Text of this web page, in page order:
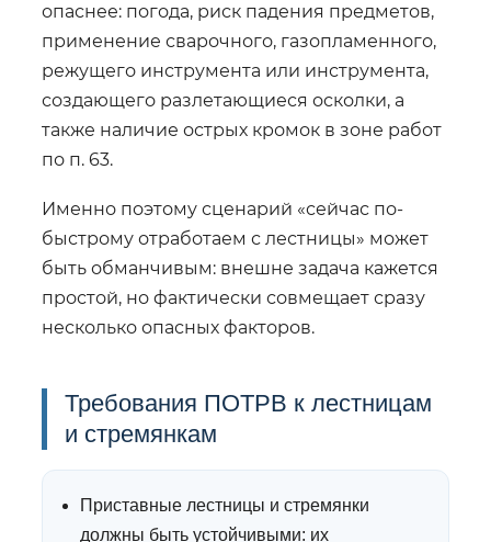
опаснее: погода, риск падения предметов,
применение сварочного, газопламенного,
режущего инструмента или инструмента,
создающего разлетающиеся осколки, а
также наличие острых кромок в зоне работ
по п. 63.
Именно поэтому сценарий «сейчас по-
быстрому отработаем с лестницы» может
быть обманчивым: внешне задача кажется
простой, но фактически совмещает сразу
несколько опасных факторов.
Требования ПОТРВ к лестницам
и стремянкам
Приставные лестницы и стремянки
должны быть устойчивыми: их